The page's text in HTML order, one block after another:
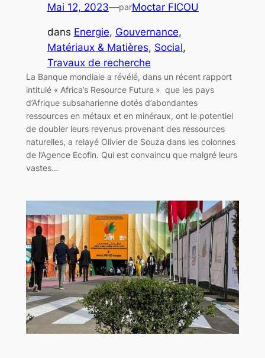
Mai 12, 2023—parMoctar FICOU
dans Energie, Gouvernance
Matériaux & Matières, Social
Travaux de recherche
La Banque mondiale a révélé, dans un récent rapport
intitulé « Africa’s Resource Future » que les pays
d’Afrique subsaharienne dotés d’abondantes
ressources en métaux et en minéraux, ont le potentiel
de doubler leurs revenus provenant des ressources
naturelles, a relayé Olivier de Souza dans les colonnes
de l’Agence Ecofin. Qui est convaincu que malgré leurs
vastes…